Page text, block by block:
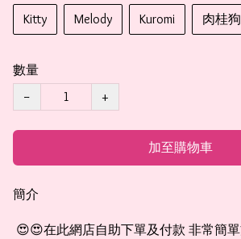
Kitty
Melody Kuromi 肉桂狗
數量
−
+
加至購物車
簡介